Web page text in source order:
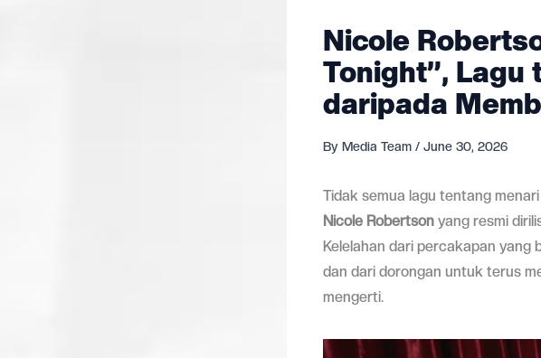
Nicole
Tonight”, Lagu
daripada
By Media Team / June 30, 2026
Tidak semua lagu tentang
Nicole Robertson yang resmi
Kelelahan dari percakapan yang
dan dari dorongan untuk terus
mengerti.